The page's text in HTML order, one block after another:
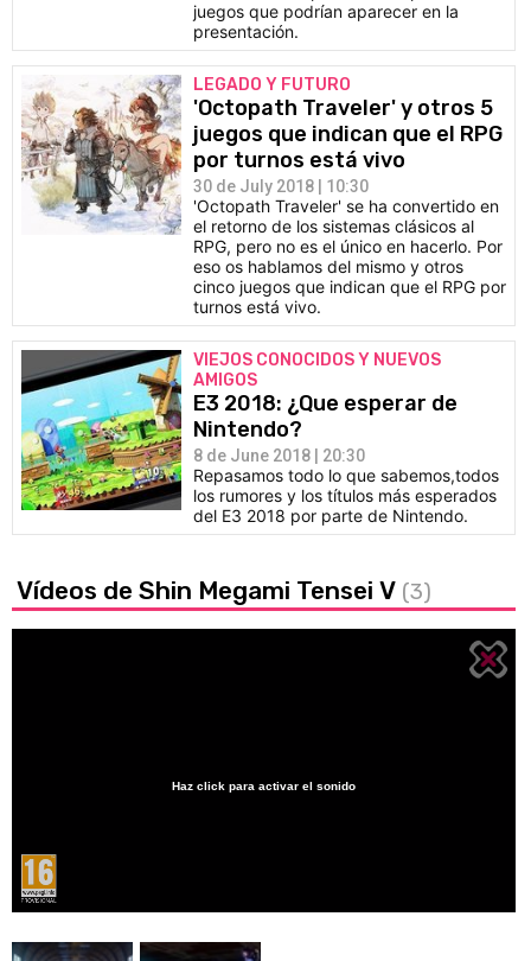
juegos que podrían aparecer en la
presentación.
LEGADO Y FUTURO
'Octopath Traveler' y otros 5
juegos que indican que el RPG
por turnos está vivo
30 de July 2018 | 10:30
'Octopath Traveler' se ha convertido en
el retorno de los sistemas clásicos al
RPG, pero no es el único en hacerlo. Por
eso os hablamos del mismo y otros
cinco juegos que indican que el RPG por
turnos está vivo.
VIEJOS CONOCIDOS Y NUEVOS
AMIGOS
E3 2018: ¿Que esperar de
Nintendo?
8 de June 2018 | 20:30
Repasamos todo lo que sabemos,todos
los rumores y los títulos más esperados
del E3 2018 por parte de Nintendo.
Vídeos de Shin Megami Tensei V (3)
Haz click para activar el sonido